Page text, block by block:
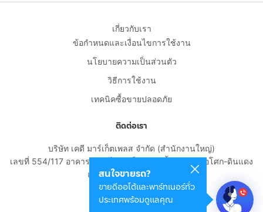
สนใจขายรถ?
ขายดีออโต้และพาร์ทเนอร์ทั่ว
ประเทศพร้อมดูแลคุณ
เกี่ยวกับเรา
ข้อกำหนดและเงื่อนไขการใช้งาน
นโยบายความเป็นส่วนตัว
วิธีการใช้งาน
เทคนิคซื้อขายปลอดภัย
ติดต่อเรา
บริษัท เคดี มาร์เก็ตเพลส จำกัด (สำนักงานใหญ่)
เลขที่ 554/117 อาคารสกายไนน์ เซ็นเตอร์ ชั้น 22 ถนนอโศก-ดินแดง
แขวงดินแดง เขตดินแดง
กรุงเทพมหานคร 10400